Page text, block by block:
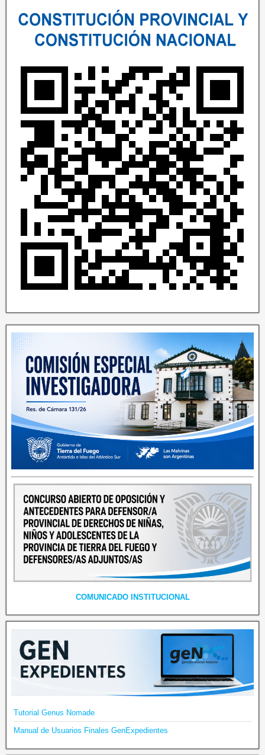
COMUNICADO INSTITUCIONAL
Tutorial Genus Nomade
Manual de Usuarios Finales GenExpedientes